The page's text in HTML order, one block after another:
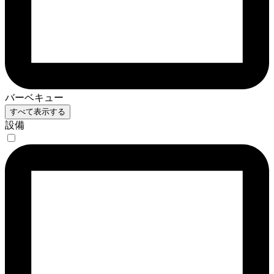
バーベキュー
すべて表示する
設備